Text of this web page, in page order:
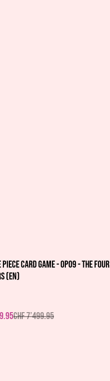
Piece Card Game - OP09 - The Four
(EN)
CHF 7’499.95